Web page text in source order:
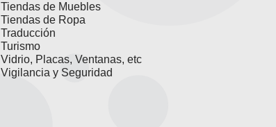
Tiendas de Muebles
Tiendas de Ropa
Traducción
Turismo
Vidrio, Placas, Ventanas, etc
Vigilancia y Seguridad